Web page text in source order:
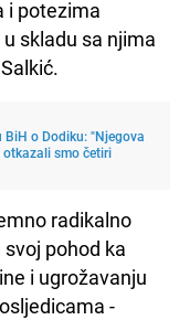
i potezima
skladu sa njima
o Dodiku: "Njegova
smo četiri
radikalno
pohod ka
i ugrožavanju
-